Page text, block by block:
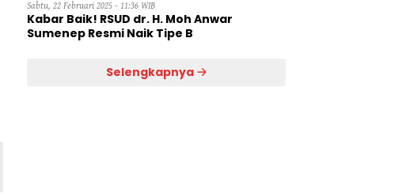
Sabtu, 22 Februari 2025 - 11:36 WIB
Kabar Baik! RSUD dr. H. Moh Anwar
Sumenep Resmi Naik Tipe B
Selengkapnya